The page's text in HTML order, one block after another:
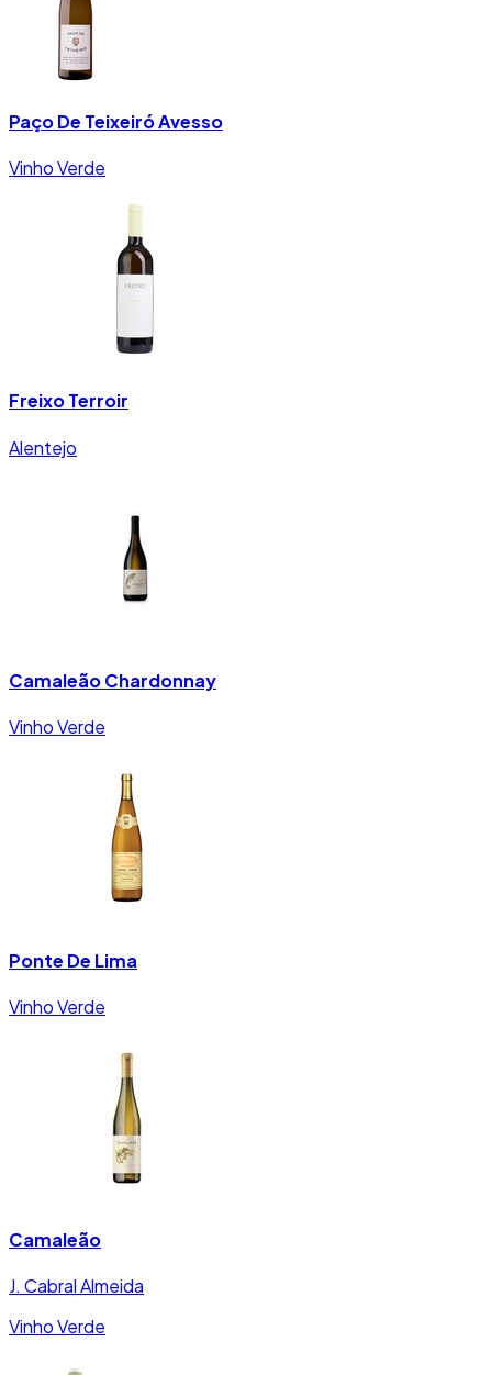
Paço De Teixeiró Avesso
Vinho Verde
Freixo Terroir
Alentejo
Camaleão Chardonnay
Vinho Verde
Ponte De Lima
Vinho Verde
Camaleão
J. Cabral Almeida
Vinho Verde